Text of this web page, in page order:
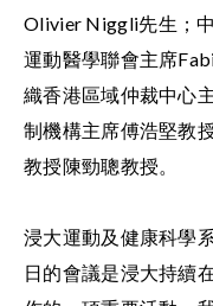
Olivier Niggli先生；
運動醫學聯會主席
織香港區域仲裁中心
制機構主席傅浩堅教
教授陳勁聰教授。
浸大運動及健康科學
日的會議是浸大持續